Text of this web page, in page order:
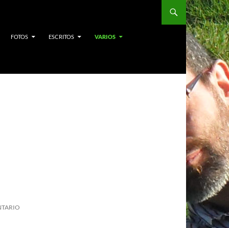
FOTOS ESCRITOS VARIOS